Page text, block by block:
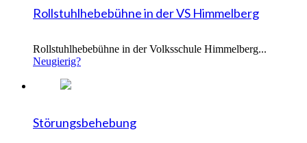
Rollstuhlhebebühne in der VS Himmelberg
Rollstuhlhebebühne in der Volksschule Himmelberg...
Neugierig?
Störungsbehebung